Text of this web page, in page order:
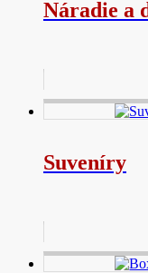
Náradie a
Suveníry